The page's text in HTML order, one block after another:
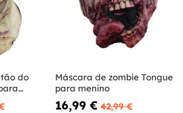
do
Máscara de zombie Tongue
para menino
16,99 € 42,99 €